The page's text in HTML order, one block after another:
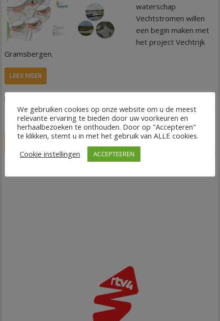
waterschap
Vechtstromen willen
een begin maken met
het project Vechtrijk
Gramsbergen.
LEES MEER
LIVE
We gebruiken cookies op onze website om u de meest
relevante ervaring te bieden door uw voorkeuren en
herhaalbezoeken te onthouden. Door op "Accepteren"
te klikken, stemt u in met het gebruik van ALLE cookies.
Cookie instellingen
ACCEPTEEREN